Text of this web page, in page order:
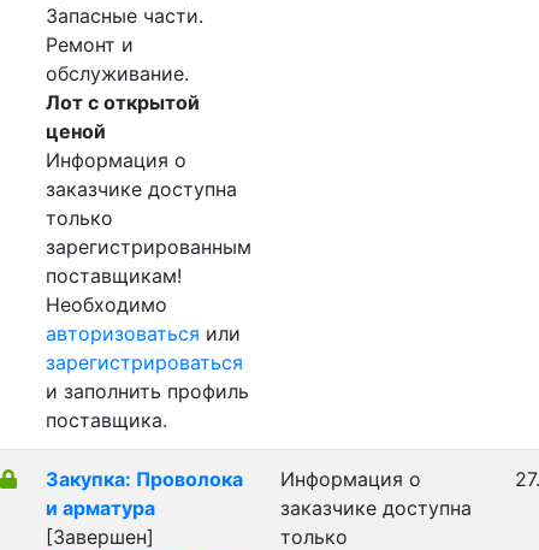
Запасные части.
Ремонт и
обслуживание.
Лот с открытой
ценой
Информация о
заказчике доступна
только
зарегистрированным
поставщикам!
Необходимо
авторизоваться или
зарегистрироваться
и заполнить профиль
поставщика.
Закупка: Проволока
и арматура
[Завершен]
Информация о
заказчике доступна
только